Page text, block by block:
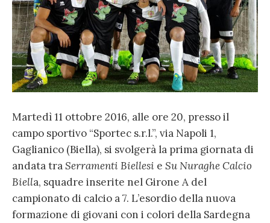
Martedì 11 ottobre 2016, alle ore 20, presso il
campo sportivo “Sportec s.r.l.”, via Napoli 1,
Gaglianico (Biella), si svolgerà la prima giornata di
andata traSerramenti Biellesi e Su Nuraghe Calcio
Biella, squadre inserite nel Girone A del
campionato di calcio a 7. L’esordio della nuova
formazione di giovani con i colori della Sardegna